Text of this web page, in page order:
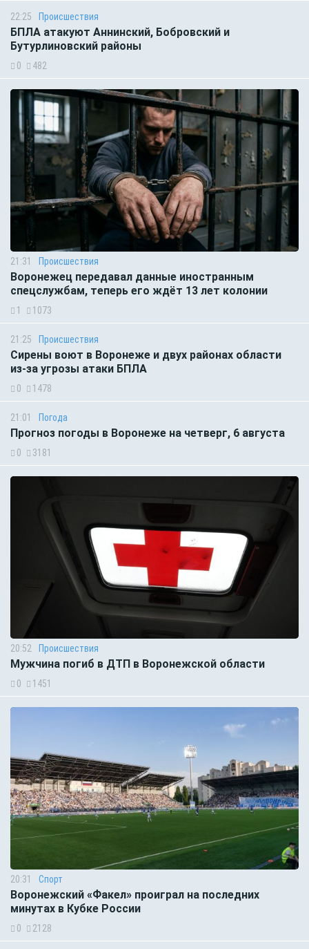
22:25 Происшествия
БПЛА атакуют Аннинский, Бобровский и
Бутурлиновский районы
0 482
21:31 Происшествия
Воронежец передавал данные иностранным
спецслужбам, теперь его ждёт 13 лет колонии
1 1073
21:25 Происшествия
Сирены воют в Воронеже и двух районах области
из-за угрозы атаки БПЛА
0 1478
21:01 Погода
Прогноз погоды в Воронеже на четверг, 6 августа
0 3181
20:52 Происшествия
Мужчина погиб в ДТП в Воронежской области
0 1451
20:31 Спорт
Воронежский «Факел» проиграл на последних
минутах в Кубке России
0 2128